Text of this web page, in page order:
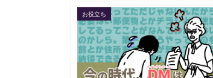
お役立ち